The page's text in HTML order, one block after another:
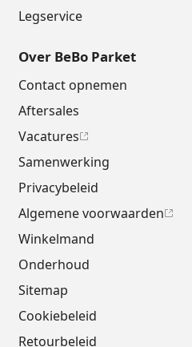
Legservice
Over BeBo Parket
Contact opnemen
Aftersales
Vacatures
Samenwerking
Privacybeleid
Algemene voorwaarden
Winkelmand
Onderhoud
Sitemap
Cookiebeleid
Retourbeleid